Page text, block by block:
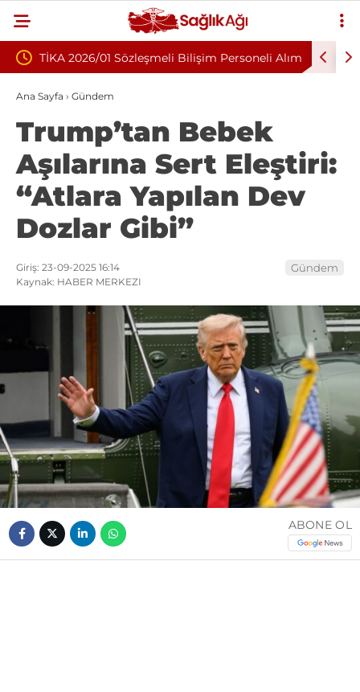
Bilişim Personeli Alım Nükleoplasti mi, Ameliyat mı? Bel
Ana Sayfa › Gündem
Trump’tan Bebek
Aşılarına Sert Eleştiri:
“Atlara Yapılan Dev
Dozlar Gibi”
Giriş: 23-09-2025 16:14
Kaynak: HABER MERKEZI
Gündem
ABONE OL